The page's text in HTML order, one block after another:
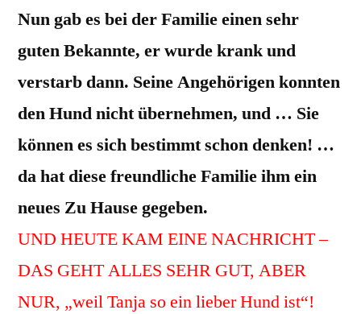
Nun gab es bei der Familie einen sehr
guten Bekannte, er wurde krank und
verstarb dann. Seine Angehörigen konnten
den Hund nicht übernehmen, und … Sie
können es sich bestimmt schon denken! …
da hat diese freundliche Familie ihm ein
neues Zu Hause gegeben.
UND HEUTE KAM EINE NACHRICHT –
DAS GEHT ALLES SEHR GUT, ABER
NUR, „weil Tanja so ein lieber Hund ist“!